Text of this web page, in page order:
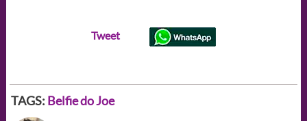
Tweet
TAGS: Belfie do Joe